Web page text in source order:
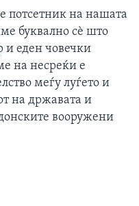
потсетник на нашата
буквално сѐ што
и еден човечки
на несреќи е
меѓу луѓето и
на државата и
вооружени